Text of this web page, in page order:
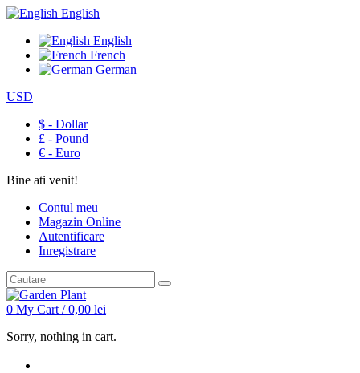
English
English
French
German
USD
$ - Dollar
£ - Pound
€ - Euro
Bine ati venit!
Contul meu
Magazin Online
Autentificare
Inregistrare
0 My Cart /0,00 lei
Sorry, nothing in cart.